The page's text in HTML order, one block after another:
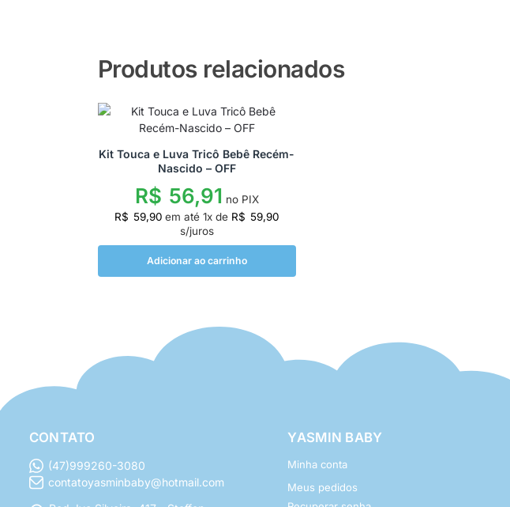
Produtos relacionados
Kit Touca e Luva Tricô Bebê Recém-
Nascido – OFF
R$ 56,91 no PIX
R$ 59,90 em até 1x de R$ 59,90
s/juros
Adicionar ao carrinho
CONTATO
(47)999260-3080
contatoyasminbaby@hotmail.com
YASMIN BABY
Minha conta
Meus pedidos